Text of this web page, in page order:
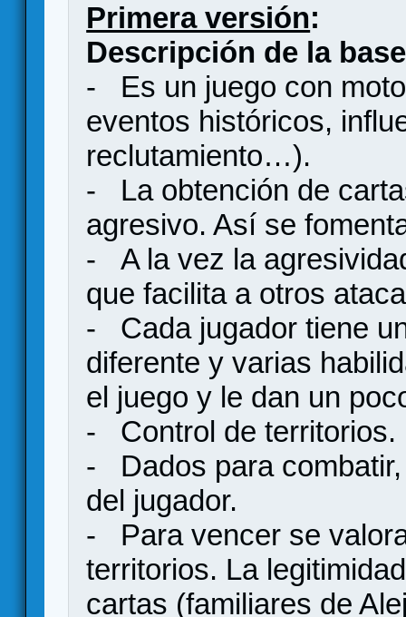
Primera versión:
Descripción de la
- Es un juego con
eventos históricos,
reclutamiento…).
- La obtención de
agresivo. Así se
- A la vez la
que facilita a otros
- Cada jugador tiene
diferente y varias
el juego y le dan un
- Control de territorios.
- Dados para
del jugador.
- Para vencer se
territorios. La
cartas (familiares de